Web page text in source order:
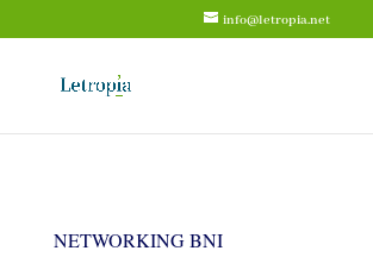
info@letropia.net
NETWORKING BNI